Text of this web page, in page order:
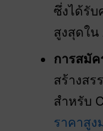
ซึ่งได้รับ
สูงสุดใน
การสมั
สร้างสร
สำหรับ
ราคาสูง